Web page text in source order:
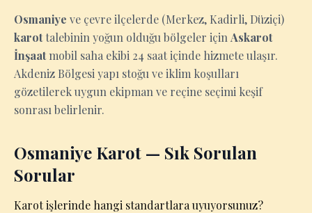
Osmaniye ve çevre ilçelerde (Merkez, Kadirli, Düziçi)
karottalebinin yoğun olduğu bölgeler için Askarot
İnşaatmobil saha ekibi 24 saat içinde hizmete ulaşır.
Akdeniz Bölgesi yapı stoğu ve iklim koşulları
gözetilerek uygun ekipman ve reçine seçimi keşif
sonrası belirlenir.
Osmaniye Karot — Sık Sorulan
Sorular
Karot işlerinde hangi standartlara uyuyorsunuz?